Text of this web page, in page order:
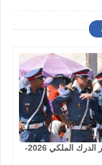
كونكور الدرك الملكي 2026-